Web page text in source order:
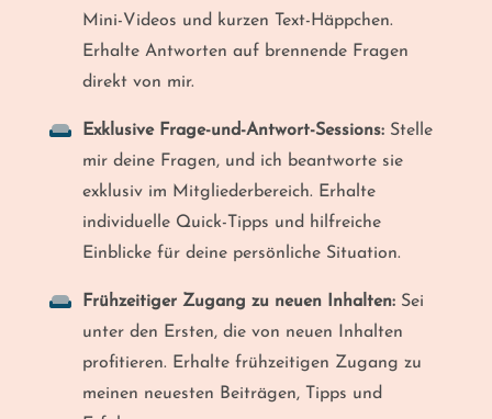
Mini-Videos und kurzen Text-Häppchen.
Erhalte Antworten auf brennende Fragen
direkt von mir.
Exklusive Frage-und-Antwort-Sessions: Stelle
mir deine Fragen, und ich beantworte sie
exklusiv im Mitgliederbereich. Erhalte
individuelle Quick-Tipps und hilfreiche
Einblicke für deine persönliche Situation.
Frühzeitiger Zugang zu neuen Inhalten: Sei
unter den Ersten, die von neuen Inhalten
profitieren. Erhalte frühzeitigen Zugang zu
meinen neuesten Beiträgen, Tipps und